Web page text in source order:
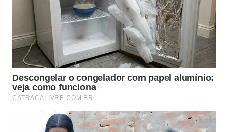
Utilizar produtos concentrados transforma
a rotina doméstica, permitindo que poucas
gotas solucionem o acúmulo de pratos e
panelas na pia de forma rápida.
Essa escolha inteligente gera uma economia
perceptível no orçamento mensal, além de
reduzir o descarte de plástico no meio